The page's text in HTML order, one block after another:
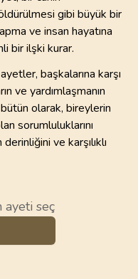
gibi büyük bir
ve insan hayatına
bir ilşki kurar.
başkalarına karşı
ve yardımlaşmanın
olarak, bireylerin
sorumluluklarını
ve karşılıklı
ayeti seç